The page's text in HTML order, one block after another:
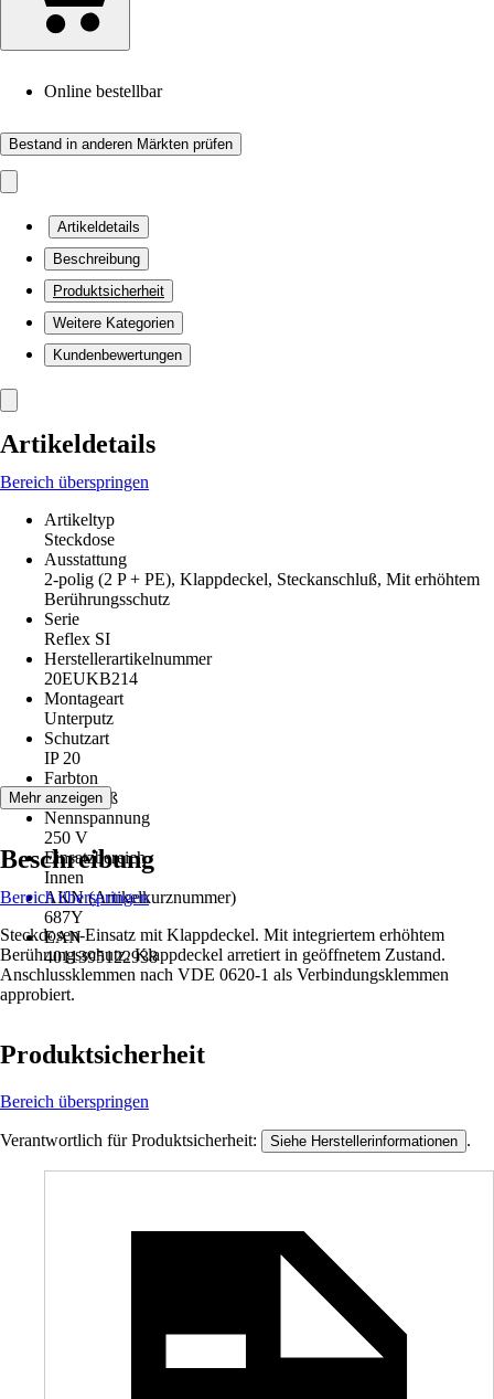
Online bestellbar
Bestand in anderen Märkten prüfen
Artikeldetails
Beschreibung
Produktsicherheit
Weitere Kategorien
Kundenbewertungen
Artikeldetails
Bereich überspringen
Artikeltyp
Steckdose
Ausstattung
2-polig (2 P + PE), Klappdeckel, Steckanschluß, Mit erhöhtem
Berührungsschutz
Serie
Reflex SI
Herstellerartikelnummer
20EUKB214
Montageart
Unterputz
Schutzart
IP 20
Farbton
Alpinweiß
Nennspannung
250 V
Einsatzbereich
Innen
AKN (Artikelkurznummer)
687Y
EAN
4011395122938
Mehr anzeigen
Beschreibung
Bereich überspringen
Steckdosen-Einsatz mit Klappdeckel. Mit integriertem erhöhtem
Berührungsschutz. Klappdeckel arretiert in geöffnetem Zustand.
Anschlussklemmen nach VDE 0620-1 als Verbindungsklemmen
approbiert.
Produktsicherheit
Bereich überspringen
Verantwortlich für Produktsicherheit: Siehe Herstellerinformationen .